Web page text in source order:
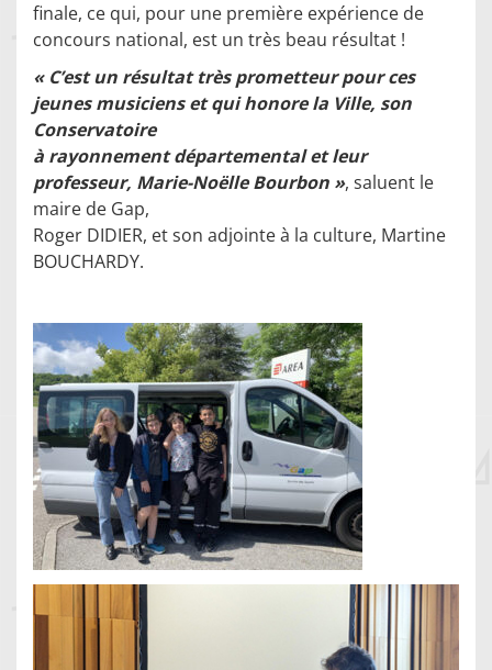
finale, ce qui, pour une première expérience de
concours national, est un très beau résultat !
« C’est un résultat très prometteur pour ces
jeunes musiciens et qui honore la Ville, son
Conservatoire
à rayonnement départemental et leur
professeur, Marie-Noëlle Bourbon », saluent le
maire de Gap,
Roger DIDIER, et son adjointe à la culture, Martine
BOUCHARDY.